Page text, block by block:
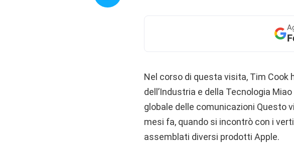
Nel corso di questa visita, Tim Cook
dell’Industria e della Tecnologia
globale delle comunicazioni Questo
mesi fa, quando si incontrò con i
assemblati diversi prodotti Apple.